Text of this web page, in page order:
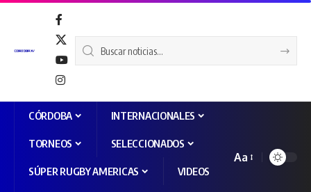
CÓRDOBA INTERNACIONALES
TORNEOS SELECCIONADOS
SÚPER RUGBY AMERICAS VIDEOS
Aa